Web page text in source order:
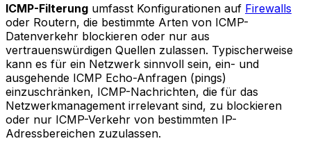
ICMP-Filterung umfasst Konfigurationen auf Firewalls
oder Routern, die bestimmte Arten von ICMP-
Datenverkehr blockieren oder nur aus
vertrauenswürdigen Quellen zulassen. Typischerweise
kann es für ein Netzwerk sinnvoll sein, ein- und
ausgehende ICMP Echo-Anfragen (pings)
einzuschränken, ICMP-Nachrichten, die für das
Netzwerkmanagement irrelevant sind, zu blockieren
oder nur ICMP-Verkehr von bestimmten IP-
Adressbereichen zuzulassen.